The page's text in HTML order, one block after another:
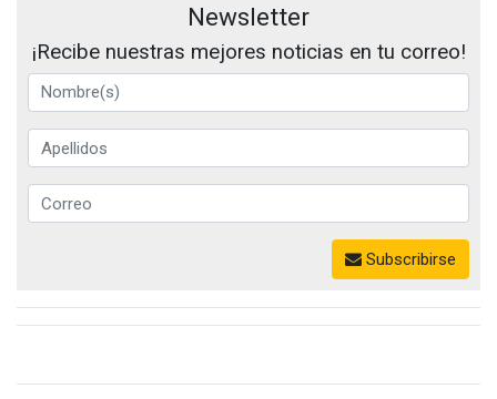
Newsletter
¡Recibe nuestras mejores noticias en tu correo!
Subscribirse